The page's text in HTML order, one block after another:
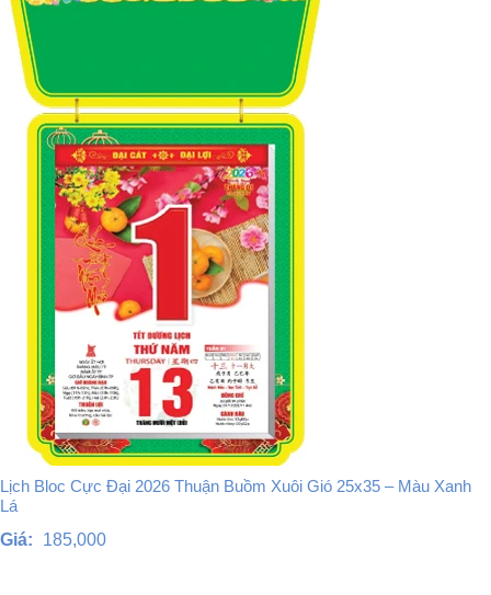
Lịch Bloc Cực Đại 2026 Thuận Buồm Xuôi Gió 25x35 – Màu Xanh
Lá
Giá:
185,000